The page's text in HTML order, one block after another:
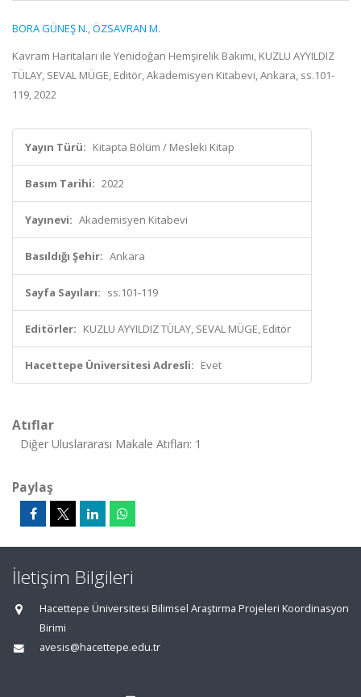
BORA GÜNEŞ N.,ÖZSAVRAN M.
Kavram Haritaları ile Yenidoğan Hemşirelik Bakımı, KUZLU AYYILDIZ
TÜLAY, SEVAL MÜGE, Editör, Akademisyen Kitabevi, Ankara, ss.101-
119, 2022
Yayın Türü: Kitapta Bölüm / Mesleki Kitap
Basım Tarihi: 2022
Yayınevi: Akademisyen Kitabevi
Basıldığı Şehir: Ankara
Sayfa Sayıları: ss.101-119
Editörler: KUZLU AYYILDIZ TÜLAY, SEVAL MÜGE, Editör
Hacettepe Üniversitesi Adresli: Evet
Atıflar
Diğer Uluslararası Makale Atıfları: 1
Paylaş
İletişim Bilgileri
Hacettepe Üniversitesi Bilimsel Araştırma Projeleri Koordinasyon
Birimi
avesis@hacettepe.edu.tr